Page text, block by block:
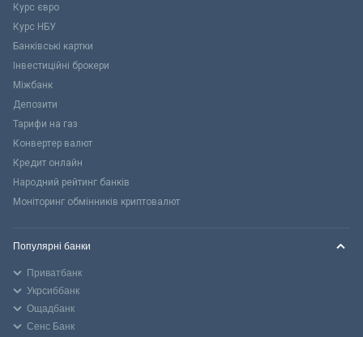
Курс євро
Курс НБУ
Банківські картки
Інвестиційні брокери
Міжбанк
Депозити
Тарифи на газ
Конвертер валют
Кредит онлайн
Народний рейтинг банків
Моніторинг обмінників криптовалют
Популярні банки
Приватбанк
Укрсиббанк
Ощадбанк
Сенс Банк